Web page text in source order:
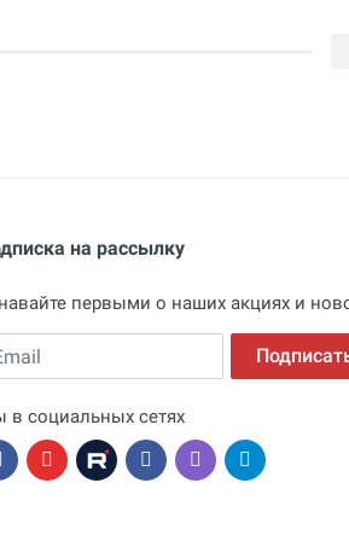
на рассылку
первыми о наших акциях и
в социальных сетях